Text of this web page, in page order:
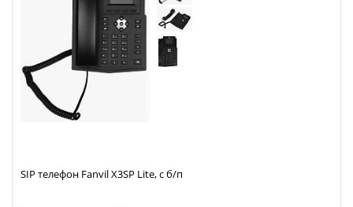
SIP телефон Fanvil X3SP Lite, с б/п